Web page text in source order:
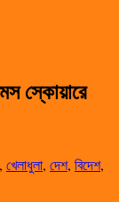
স্কোয়ারে
, খেলাধুলা, দেশ, বিদেশ,